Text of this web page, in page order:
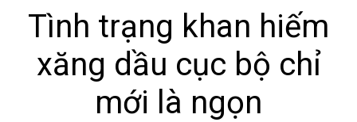
Tình trạng khan hiếm
xăng dầu cục bộ chỉ
mới là ngọn